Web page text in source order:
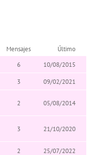
Mensajes
Último
6 10/08/2015
3
09/02/2021
2 05/08/2014
3 21/10/2020
2 25/07/2022